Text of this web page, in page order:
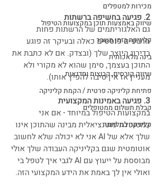
מכירות למטפלים
שיווק באמצעות תוכן במקצועות הטיפול
קליניקה בזמן משבר
בינה מלאכותית
שיווק קורסים, קבוצות וסדנאות
פתיחת קליניקה פרטית / הקמת קליניקה
קבלת תשלום ממטופלים
קליניקה במלחמה
2. פגיעה בחשיפה ברשתות
גם האלגוריתמים של הרשתות פחות
חושפים פוסטים כאלה ובעיקר זה פוגע
בדירוג היוצר שלך (ובצדק. אם לא כתבת את
התוכן בעצמך, סימן שהוא לא מקורי ולא
מעניין אז אין סיבה להפיץ אותו).
3. פגיעה באמינות המקצועית
במקצועות הטיפול במיוחד - אם אני
כמטופלת פוטנציאלית מבינה שהתוכן אינו
שלך אלא של AI אני לא יכולה שלא לחשוב
אוטומטית שגם בקליניקה העבודה שלך אולי
מבוססת על ייעוץ עם AI לגבי איך לטפל בי
ואולי אין לך באמת את הידע המקצועי הזה.